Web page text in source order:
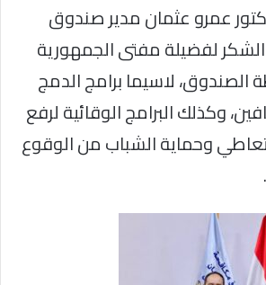
عمرو عثمان مدير صندوق
لفضيلة مفتى الجمهورية
لاسيما برامج الدمج
وكذلك البرامج الوقائية لرفع
وحماية الشباب من الوقوع